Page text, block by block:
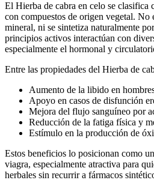
El Hierba de cabra en celo se clasifica
con compuestos de origen vegetal. No
mineral, ni se sintetiza naturalmente
principios activos interactúan con
especialmente el hormonal y
Entre las propiedades del Hierba de
Aumento de la libido en
Apoyo en casos de disfunción
Mejora del flujo sanguíneo por
Reducción de la fatiga física y
Estímulo en la producción de
Estos beneficios lo posicionan como
viagra, especialmente atractiva para
herbales sin recurrir a fármacos